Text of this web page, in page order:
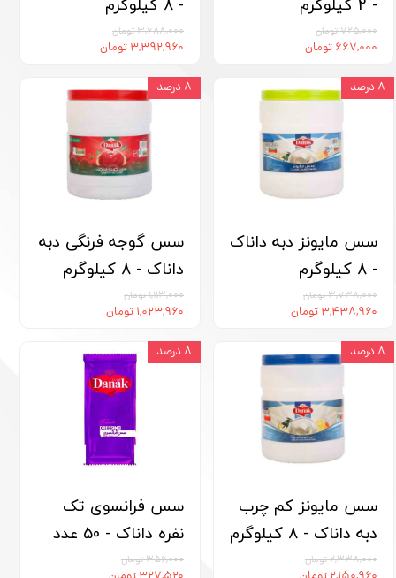
۷۲۵,۰۰۰ تومان
۶۶۷,۰۰۰ تومان
۳,۶۸۸,۰۰۰ تومان
۳,۳۹۲,۹۶۰ تومان
سس مایونز دبه داناک
- 8 کیلوگرم
۳,۷۳۸,۰۰۰ تومان
۳,۴۳۸,۹۶۰ تومان
۸ درصد
سس گوجه فرنگی دبه
داناک - 8 کیلوگرم
۱,۱۱۳,۰۰۰ تومان
۱,۰۲۳,۹۶۰ تومان
۸ درصد
سس مایونز کم چرب
دبه داناک - 8 کیلوگرم
۲,۳۳۸,۰۰۰ تومان
۸ درصد
سس فرانسوی تک
نفره داناک - 50 عدد
۳۵۶,۰۰۰ تومان
۸ درصد